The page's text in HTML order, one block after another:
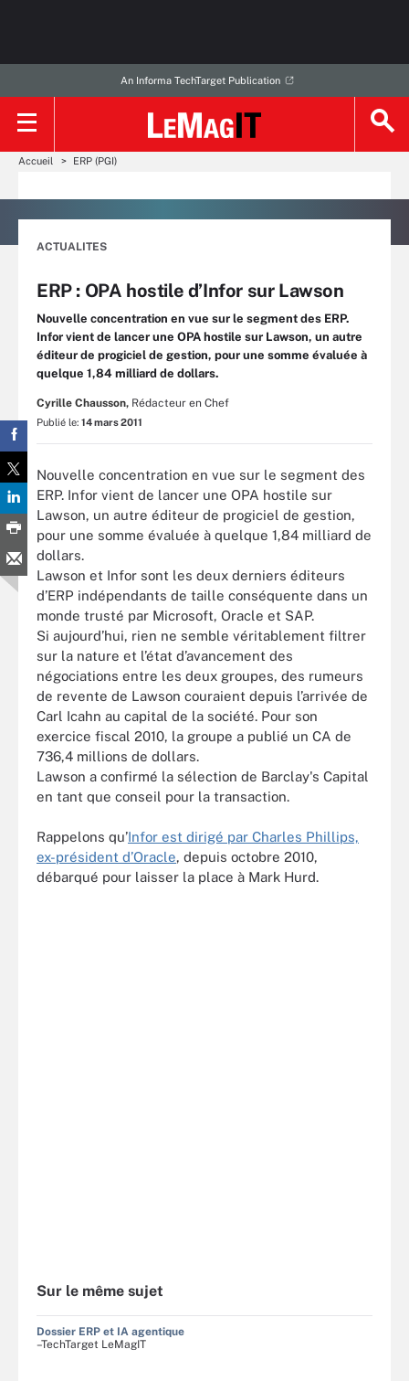
An Informa TechTarget Publication
Accueil ERP (PGI)
ACTUALITES
ERP : OPA hostile d’Infor sur Lawson
Nouvelle concentration en vue sur le segment des ERP.
Infor vient de lancer une OPA hostile sur Lawson, un autre
éditeur de progiciel de gestion, pour une somme évaluée à
quelque 1,84 milliard de dollars.
Cyrille Chausson, Rédacteur en Chef
Publié le: 14 mars 2011
Nouvelle concentration en vue sur le segment des
ERP. Infor vient de lancer une OPA hostile sur
Lawson, un autre éditeur de progiciel de gestion,
pour une somme évaluée à quelque 1,84 milliard de
dollars.
Lawson et Infor sont les deux derniers éditeurs
d’ERP indépendants de taille conséquente dans un
monde trusté par Microsoft, Oracle et SAP.
Si aujourd’hui, rien ne semble véritablement filtrer
sur la nature et l’état d’avancement des
négociations entre les deux groupes, des rumeurs
de revente de Lawson couraient depuis l’arrivée de
Carl Icahn au capital de la société. Pour son
exercice fiscal 2010, la groupe a publié un CA de
736,4 millions de dollars.
Lawson a confirmé la sélection de Barclay's Capital
en tant que conseil pour la transaction.
Rappelons qu’Infor est dirigé par Charles Phillips,
ex-président d’Oracle, depuis octobre 2010,
débarqué pour laisser la place à Mark Hurd.
Sur le même sujet
Dossier ERP et IA agentique
–TechTarget LeMagIT